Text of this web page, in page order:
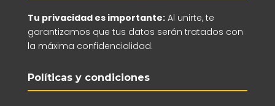
Tu privacidad es importante:Al unirte, te
garantizamos que tus datos serán tratados con
la máxima confidencialidad.
Políticas y condiciones